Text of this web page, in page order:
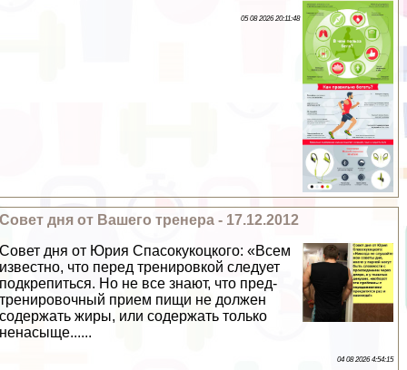
05 08 2026 20:11:48
Совет дня от Вашего тренера - 17.12.2012
Совет дня от Юрия Спасокукоцкого: «Всем
известно, что перед тренировкой следует
подкрепиться. Но не все знают, что пред-
тренировочный прием пищи не должен
содержать жиры, или содержать только
ненасыще......
04 08 2026 4:54:15